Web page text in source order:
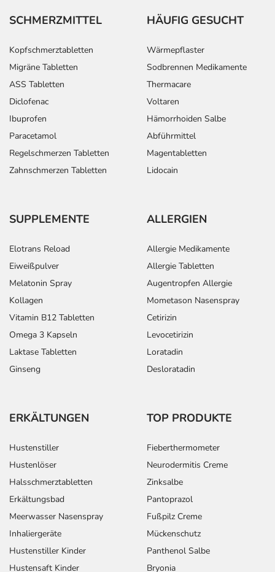
SCHMERZMITTEL
Kopfschmerztabletten
Migräne Tabletten
ASS Tabletten
Diclofenac
Ibuprofen
Paracetamol
Regelschmerzen Tabletten
Zahnschmerzen Tabletten
HÄUFIG GESUCHT
Wärmepflaster
Sodbrennen Medikamente
Thermacare
Voltaren
Hämorrhoiden Salbe
Abführmittel
Magentabletten
Lidocain
SUPPLEMENTE
Elotrans Reload
Eiweißpulver
Melatonin Spray
Kollagen
Vitamin B12 Tabletten
Omega 3 Kapseln
Laktase Tabletten
Ginseng
ALLERGIEN
Allergie Medikamente
Allergie Tabletten
Augentropfen Allergie
Mometason Nasenspray
Cetirizin
Levocetirizin
Loratadin
Desloratadin
ERKÄLTUNGEN
Hustenstiller
Hustenlöser
Halsschmerztabletten
Erkältungsbad
Meerwasser Nasenspray
Inhaliergeräte
Hustenstiller Kinder
Hustensaft Kinder
TOP PRODUKTE
Fieberthermometer
Neurodermitis Creme
Zinksalbe
Pantoprazol
Fußpilz Creme
Mückenschutz
Panthenol Salbe
Bryonia